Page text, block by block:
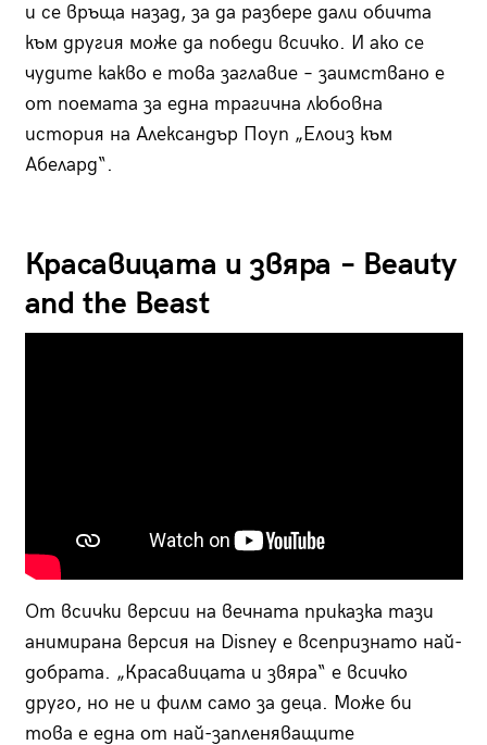
и се връща назад, за да разбере дали обичта
към другия може да победи всичко. И ако се
чудите какво е това заглавие – заимствано е
от поемата за една трагична любовна
история на Александър Поуп „Елоиз към
Абелард“.
Красавицата и звяра – Beauty
and the Beast
От всички версии на вечната приказка тази
анимирана версия на Disney е всепризнато най-
добрата. „Красавицата и звяра“ е всичко
друго, но не и филм само за деца. Може би
това е една от най-запленяващите